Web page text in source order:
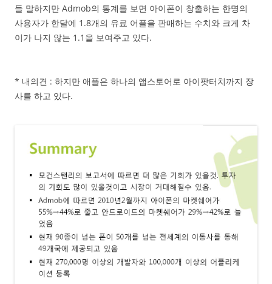
들 말하지만 Admob의 통계를 보면 아이폰이 창출하는 한명의
사용자가 한달에 1.8개의 유료 어플을 판매하는 수치와 크게 차
이가 나지 않는 1.1을 보여주고 있다.
* 내의견 : 하지만 애플은 하나의 앱스토어로 아이팟터치까지 장
사를 하고 있다.